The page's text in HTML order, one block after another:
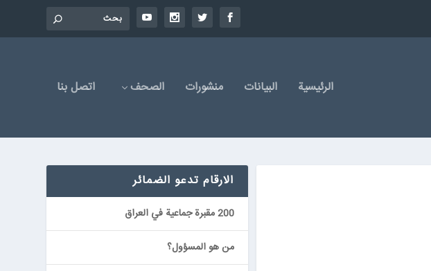
الرئیسیة البیانات منشورات الصحف اتصل بنا
الارقام تدعو الضمائر
200 مقبرة جماعية في العراق
من هو المسؤول؟